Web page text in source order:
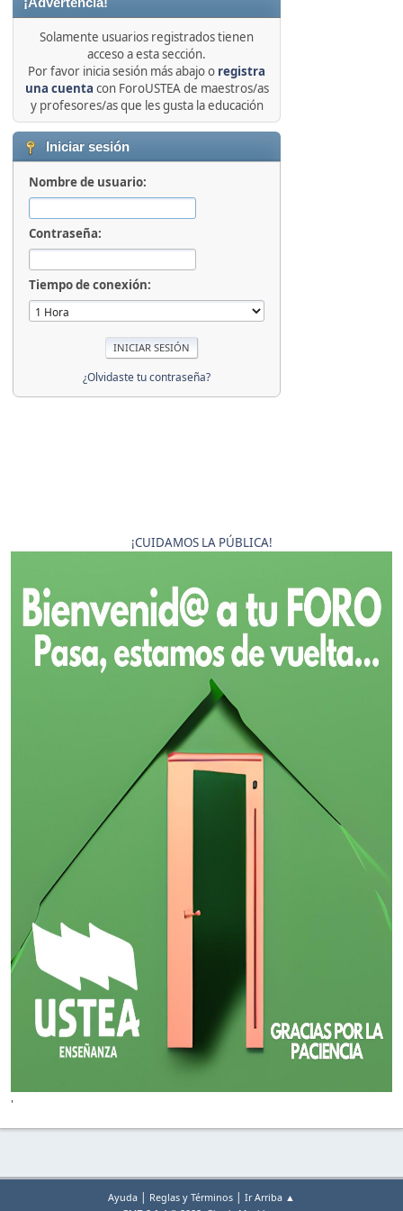
Solamente usuarios registrados tienen
acceso a esta sección.
Por favor inicia sesión más abajo o registra
una cuenta con ForoUSTEA de maestros/as
y profesores/as que les gusta la educación
Iniciar sesión
Nombre de usuario:
Contraseña:
Tiempo de conexión:
¿Olvidaste tu contraseña?
¡CUIDAMOS LA PÚBLICA!
'
Ayuda | Reglas y Términos | Ir Arriba ▲